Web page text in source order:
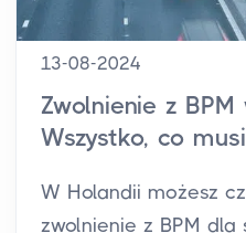
13-08-2024
Zwolnienie z
Wszystko, co
W Holandii możesz
zwolnienie z BPM dla